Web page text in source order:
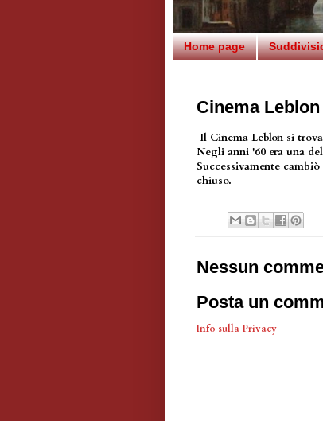
Home page
Cinema Leblon
Il Cinema Leblon si
Negli anni '60 era una
Successivamente
chiuso.
Nessun
Posta un
Info sulla Privacy